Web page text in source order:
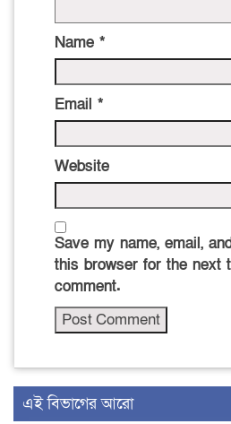
Name *
Email *
Website
Save my name, email,
this browser for the next
comment.
এই বিভাগের আরো